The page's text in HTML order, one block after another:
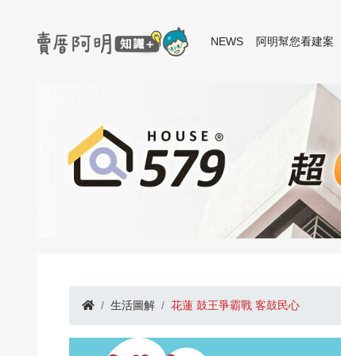
NEWS 阿明幫您看建案
生活圖解 花蓮 鼓王爭霸戰 客鼓民心